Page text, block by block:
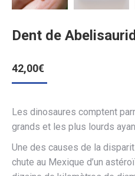
Dent de
42,00€
Les dinosaures comptent
grands et les plus lourds
Une des causes de la
chute au Mexique d’un